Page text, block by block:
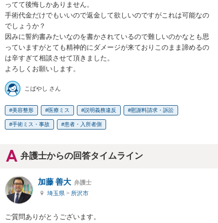
ってて後悔しかありません。
手術代金だけでもいいので返金して欲しいのですがこれは可能なの
でしょうか？
因みに誓約書みたいなのを書かされているので難しいのかなとも思
っていますがとても精神的にダメージが来ておりこのまま諦めるの
は辛すぎて相談させて頂きました。
よろしくお願いします。
こばやし さん
美容整形 医療ミス 説明義務違反 慰謝料請求・訴訟
手術ミス・事故 患者・入所者側
弁護士からの回答タイムライン
加藤 善大 弁護士
埼玉県 > 所沢市
ご質問ありがとうございます。